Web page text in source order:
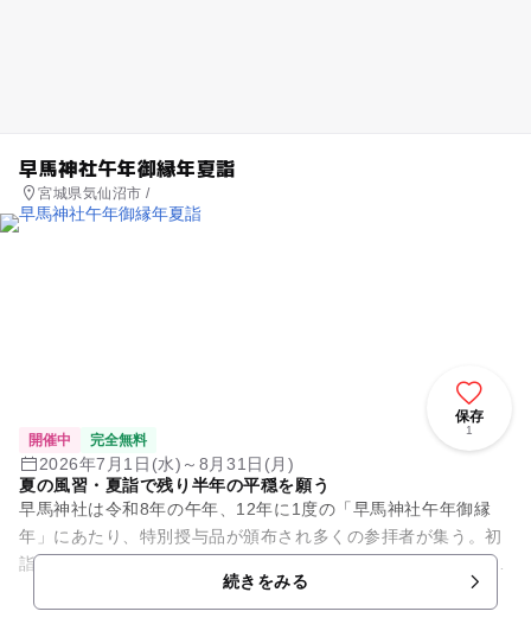
早馬神社午年御縁年夏詣
宮城県気仙沼市 /
保存
1
開催中 完全無料
2026年7月1日(水)～8月31日(月)
夏の風習・夏詣で残り半年の平穏を願う
早馬神社は令和8年の午年、12年に1度の「早馬神社午年御縁
年」にあたり、特別授与品が頒布され多くの参拝者が集う。初
詣から数えて半年が経過した7月と8月、半年の罪穢れを祓い清
め、無事を感謝し、これ...続きをみる